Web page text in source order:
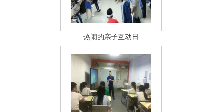
热闹的亲子互动日